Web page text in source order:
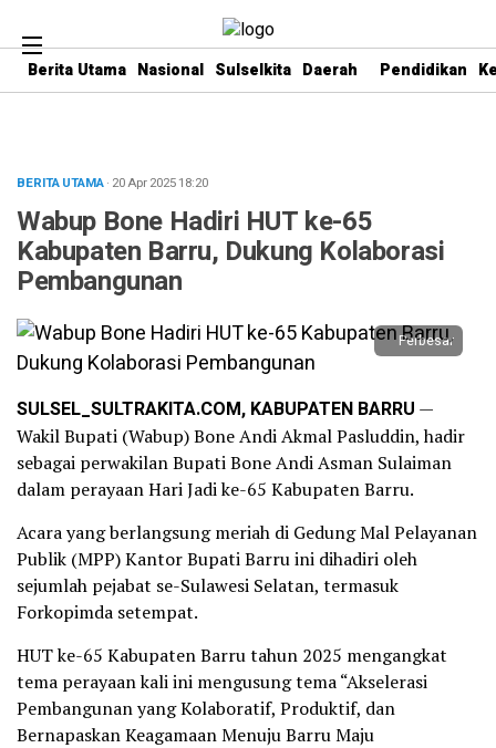
Berita Utama Nasional Sulselkita Daerah Pendidikan
BERITA UTAMA· 20 Apr 202518:20
Wabup Bone Hadiri HUT ke-65
Kabupaten Barru, Dukung Kolaborasi
Pembangunan
Perbesar
SULSEL_SULTRAKITA.COM, KABUPATEN BARRU —
Wakil Bupati (Wabup) Bone Andi Akmal Pasluddin, hadir
sebagai perwakilan Bupati Bone Andi Asman Sulaiman
dalam perayaan Hari Jadi ke-65 Kabupaten Barru.
Acara yang berlangsung meriah di Gedung Mal Pelayanan
Publik (MPP) Kantor Bupati Barru ini dihadiri oleh
sejumlah pejabat se-Sulawesi Selatan, termasuk
Forkopimda setempat.
HUT ke-65 Kabupaten Barru tahun 2025 mengangkat
tema perayaan kali ini mengusung tema “Akselerasi
Pembangunan yang Kolaboratif, Produktif, dan
Bernapaskan Keagamaan Menuju Barru Maju